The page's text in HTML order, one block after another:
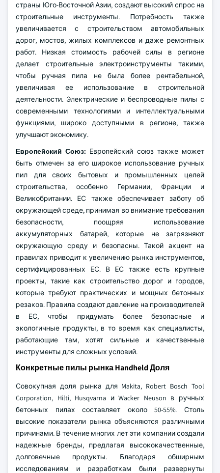
страны Юго-Восточной Азии, создают высокий спрос на
строительные инструменты. Потребность также
увеличивается с строительством автомобильных
дорог, мостов, жилых комплексов и даже ремонтных
работ. Низкая стоимость рабочей силы в регионе
делает строительные электроинструменты такими,
чтобы ручная пила не была более рентабельной,
увеличивая ее использование в строительной
деятельности. Электрические и беспроводные пилы с
современными технологиями и интеллектуальными
функциями, широко доступными в регионе, также
улучшают экономику.
Европейский Союз: Европейский союз также может
быть отмечен за его широкое использование ручных
пил для своих бытовых и промышленных целей
строительства, особенно Германии, Франции и
Великобритании. ЕС также обеспечивает заботу об
окружающей среде, принимая во внимание требования
безопасности, поощряя использование
аккумуляторных батарей, которые не загрязняют
окружающую среду и безопасны. Такой акцент на
правилах приводит к увеличению рынка инструментов,
сертифицированных ЕС. В ЕС также есть крупные
проекты, такие как строительство дорог и городов,
которые требуют практических и мощных бетонных
резаков. Правила создают давление на производителей
в ЕС, чтобы придумать более безопасные и
экологичные продукты, в то время как специалисты,
работающие там, хотят сильные и качественные
инструменты для сложных условий.
Конкретные пилы рынка Handheld Доля
Совокупная доля рынка для Makita, Robert Bosch Tool
Corporation, Hilti, Husqvarna и Wacker Neuson в ручных
бетонных пилах составляет около 50-55%. Столь
высокие показатели рынка объясняются различными
причинами. В течение многих лет эти компании создали
надежные бренды, предлагая высококачественные,
долговечные продукты. Благодаря обширным
исследованиям и разработкам были развернуты